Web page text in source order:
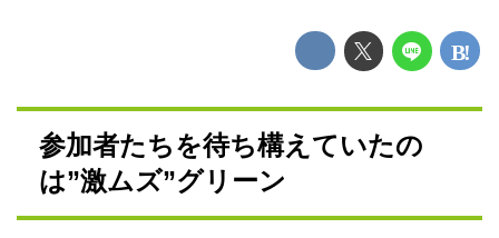
参加者たちを待ち構えていたの
は”激ムズ”グリーン